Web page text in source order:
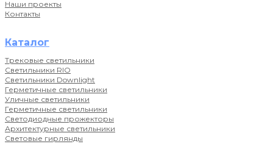
Наши проекты
Контакты
Каталог
Трековые светильники
Светильники RIO
Светильники Downlight
Герметичные светильники
Уличные светильники
Герметичные светильники
Светодиодные прожекторы
Архитектурные светильники
Световые гирлянды